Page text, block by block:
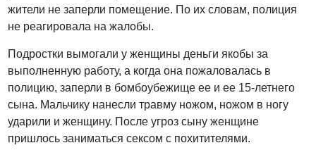
жители не заперли помещение. По их словам, полиция
не реагировала на жалобы.
Подростки вымогали у женщины деньги якобы за
выполненную работу, а когда она пожаловалась в
полицию, заперли в бомбоубежище ее и ее 15-летнего
сына. Мальчику нанесли травму ножом, ножом в ногу
ударили и женщину. После угроз сыну женщине
пришлось заниматься сексом с похитителями.